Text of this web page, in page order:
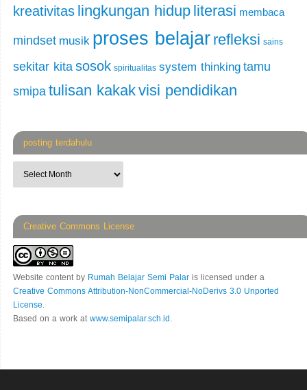
kreativitas lingkungan hidup literasi membaca
mindset musik proses belajar refleksi sains
sekitar kitasosok spiritualitas system thinking tamu
smipa tulisan kakakvisi pendidikan
posting terdahulu
Creative Commons License
Website contentby Rumah Belajar Semi Palar is licensed under a
Creative Commons Attribution-NonCommercial-NoDerivs 3.0 Unported
License.
Based on a work at www.semipalar.sch.id .